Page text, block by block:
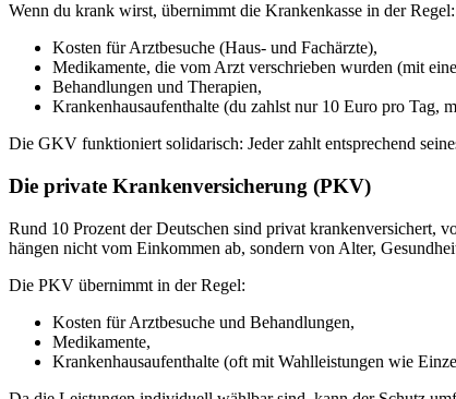
Wenn du krank wirst, übernimmt die Krankenkasse in der Regel:
Kosten für Arztbesuche (Haus- und Fachärzte),
Medikamente, die vom Arzt verschrieben wurden (mit
Behandlungen und Therapien,
Krankenhausaufenthalte (du zahlst nur 10 Euro pro Tag,
Die GKV funktioniert solidarisch: Jeder zahlt entsprechend
Die private Krankenversicherung (PKV)
Rund 10 Prozent der Deutschen sind privat krankenversichert,
hängen nicht vom Einkommen ab, sondern von Alter,
Die PKV übernimmt in der Regel:
Kosten für Arztbesuche und Behandlungen,
Medikamente,
Krankenhausaufenthalte (oft mit Wahlleistungen wie